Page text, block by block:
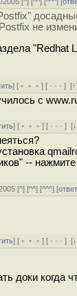
не
"Redhat
] [ ﹢﹢﹢] [ · · ·][↑
с
] [ ﹢﹢﹢] [ · · ·][↓
--
[^] [^^] [^^^] [
] [ ﹢﹢﹢] [ · · ·][↓
доки когда